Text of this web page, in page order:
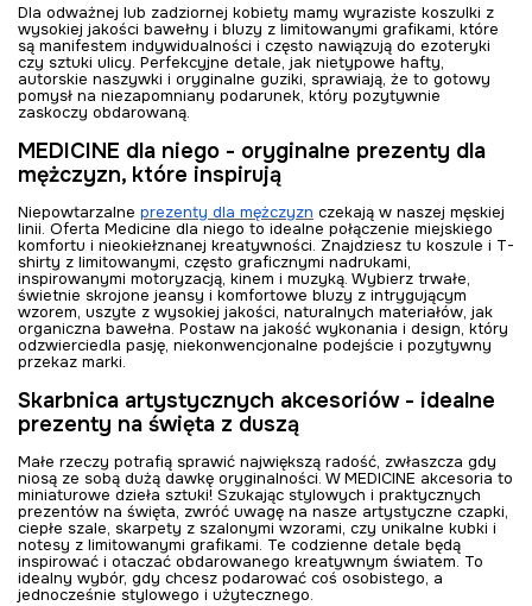
Dla odważnej lub zadziornej kobiety mamy wyraziste koszulki z
wysokiej jakości bawełny i bluzy z limitowanymi grafikami, które
są manifestem indywidualności i często nawiązują do ezoteryki
czy sztuki ulicy. Perfekcyjne detale, jak nietypowe hafty,
autorskie naszywki i oryginalne guziki, sprawiają, że to gotowy
pomysł na niezapomniany podarunek, który pozytywnie
zaskoczy obdarowaną.
MEDICINE dla niego - oryginalne prezenty dla
mężczyzn, które inspirują
Niepowtarzalne prezenty dla mężczyzn czekają w naszej męskiej
linii. Oferta Medicine dla niego to idealne połączenie miejskiego
komfortu i nieokiełznanej kreatywności. Znajdziesz tu koszule i T-
shirty z limitowanymi, często graficznymi nadrukami,
inspirowanymi motoryzacją, kinem i muzyką. Wybierz trwałe,
świetnie skrojone jeansy i komfortowe bluzy z intrygującym
wzorem, uszyte z wysokiej jakości, naturalnych materiałów, jak
organiczna bawełna. Postaw na jakość wykonania i design, który
odzwierciedla pasję, niekonwencjonalne podejście i pozytywny
przekaz marki.
Skarbnica artystycznych akcesoriów - idealne
prezenty na święta z duszą
Małe rzeczy potrafią sprawić największą radość, zwłaszcza gdy
niosą ze sobą dużą dawkę oryginalności. W MEDICINE akcesoria to
miniaturowe dzieła sztuki! Szukając stylowych i praktycznych
prezentów na święta, zwróć uwagę na nasze artystyczne czapki,
ciepłe szale, skarpety z szalonymi wzorami, czy unikalne kubki i
notesy z limitowanymi grafikami. Te codzienne detale będą
inspirować i otaczać obdarowanego kreatywnym światem. To
idealny wybór, gdy chcesz podarować coś osobistego, a
jednocześnie stylowego i użytecznego.